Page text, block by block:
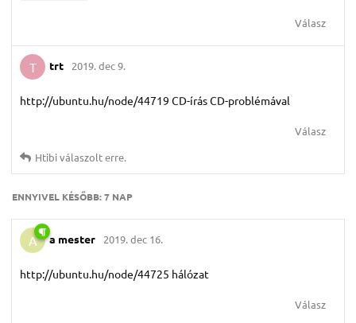
Válasz
T trt 2019. dec 9.
http://ubuntu.hu/node/44719 CD-írás CD-problémával
Válasz
Htibiválaszolt erre.
ENNYIVEL KÉSŐBB:7 NAP
A a mester 2019. dec 16.
http://ubuntu.hu/node/44725 hálózat
Válasz